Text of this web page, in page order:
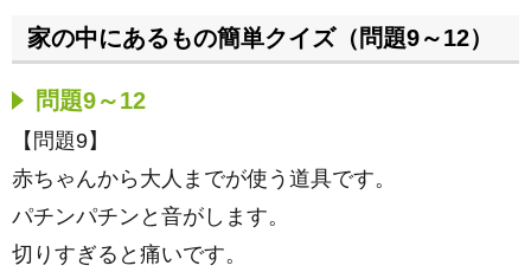
家の中にあるもの簡単クイズ（問題9～12）
問題9～12
【問題9】
赤ちゃんから大人までが使う道具です。
パチンパチンと音がします。
切りすぎると痛いです。